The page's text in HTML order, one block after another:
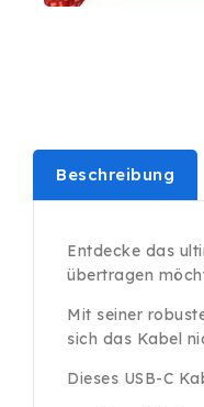
Beschreibung
Entdecke das
übertragen
Mit seiner
sich das Kabel
Dieses USB-C